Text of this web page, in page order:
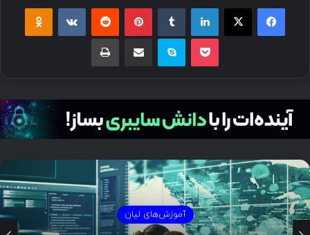
فیسبوک ایکس لینکداین پینتریست
پاکت اسکایپ چاپ
آموزش‌های لیان